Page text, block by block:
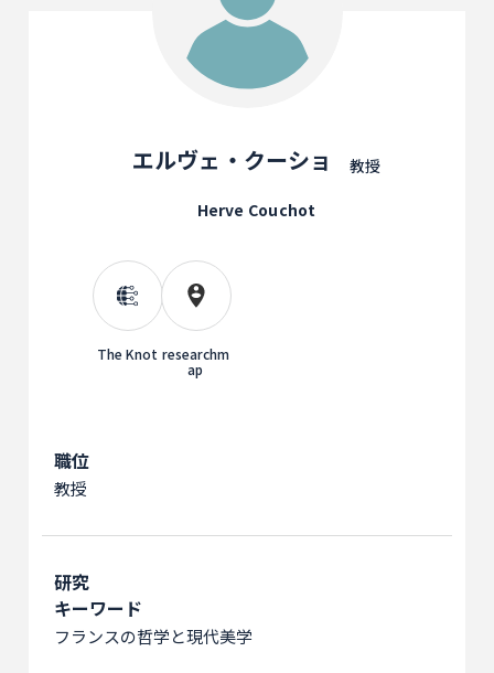
エルヴェ・クーショ
教授
Herve Couchot
The Knot researchm
ap
職位
教授
研究
キーワード
フランスの哲学と現代美学